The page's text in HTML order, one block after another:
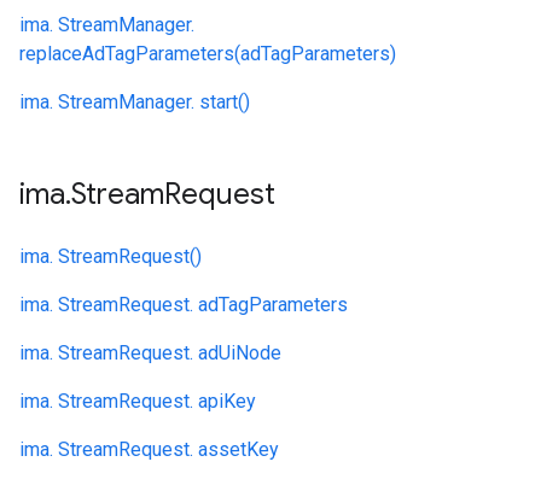
ima. StreamManager.
replaceAdTagParameters(adTagParameters)
ima. StreamManager. start()
ima.StreamRequest
ima. StreamRequest()
ima. StreamRequest. adTagParameters
ima. StreamRequest. adUiNode
ima. StreamRequest. apiKey
ima. StreamRequest. assetKey